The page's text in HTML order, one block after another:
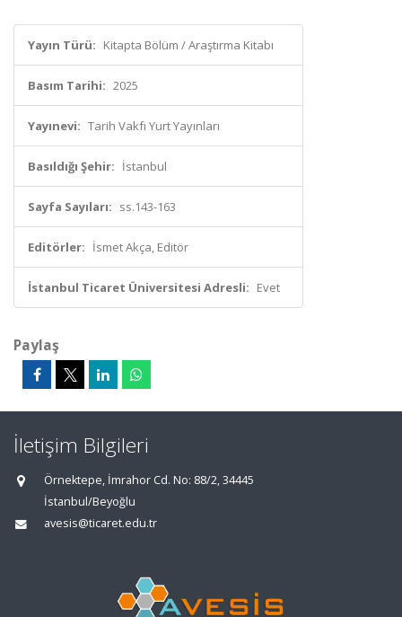
Yayın Türü: Kitapta Bölüm / Araştırma Kitabı
Basım Tarihi: 2025
Yayınevi: Tarih Vakfı Yurt Yayınları
Basıldığı Şehir: İstanbul
Sayfa Sayıları: ss.143-163
Editörler: İsmet Akça, Editör
İstanbul Ticaret Üniversitesi Adresli: Evet
Paylaş
İletişim Bilgileri
Örnektepe, İmrahor Cd. No: 88/2, 34445
İstanbul/Beyoğlu
avesis@ticaret.edu.tr